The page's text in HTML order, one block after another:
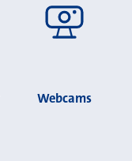
Webcams